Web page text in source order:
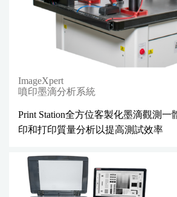
ImageXpert
噴印墨滴分析系統
Print Station全方位客製化墨滴觀測一
印和打印質量分析以提高測試效率